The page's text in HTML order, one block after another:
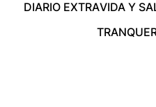
DIARIO EXTRAVIDA Y